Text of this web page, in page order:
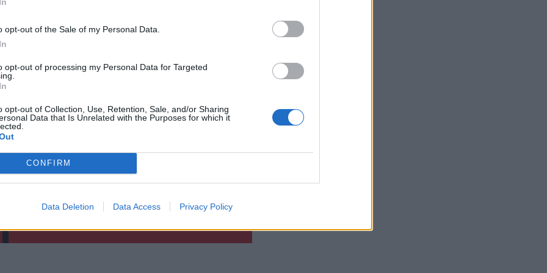
opt-out of the Sale of my Personal Data.
opt-out of processing my Personal Data for Targeted
opt-out of Collection, Use, Retention, Sale, and/or Sharing
Data that Is Unrelated with the Purposes for which it
CONFIRM
Data Deletion Data Access Privacy Policy
TAGS
ΕΊΔΗΣΗ